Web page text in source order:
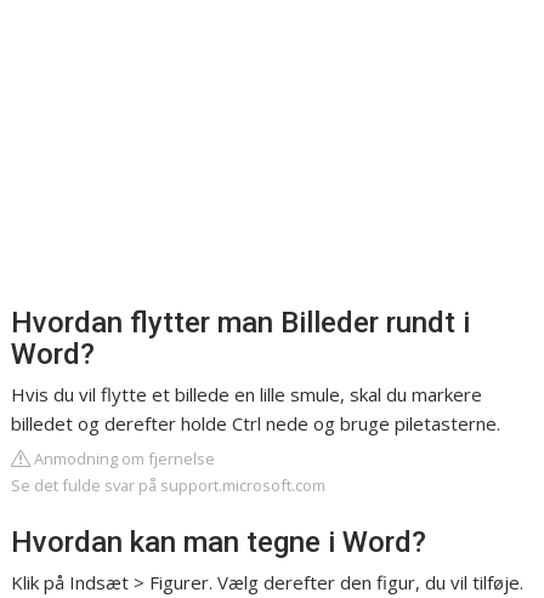
Hvordan flytter man Billeder rundt i
Word?
Hvis du vil flytte et billede en lille smule, skal du markere
billedet og derefter holde Ctrl nede og bruge piletasterne.
Anmodning om fjernelse
Se det fulde svar på support.microsoft.com
Hvordan kan man tegne i Word?
Klik på Indsæt > Figurer. Vælg derefter den figur, du vil tilføje.